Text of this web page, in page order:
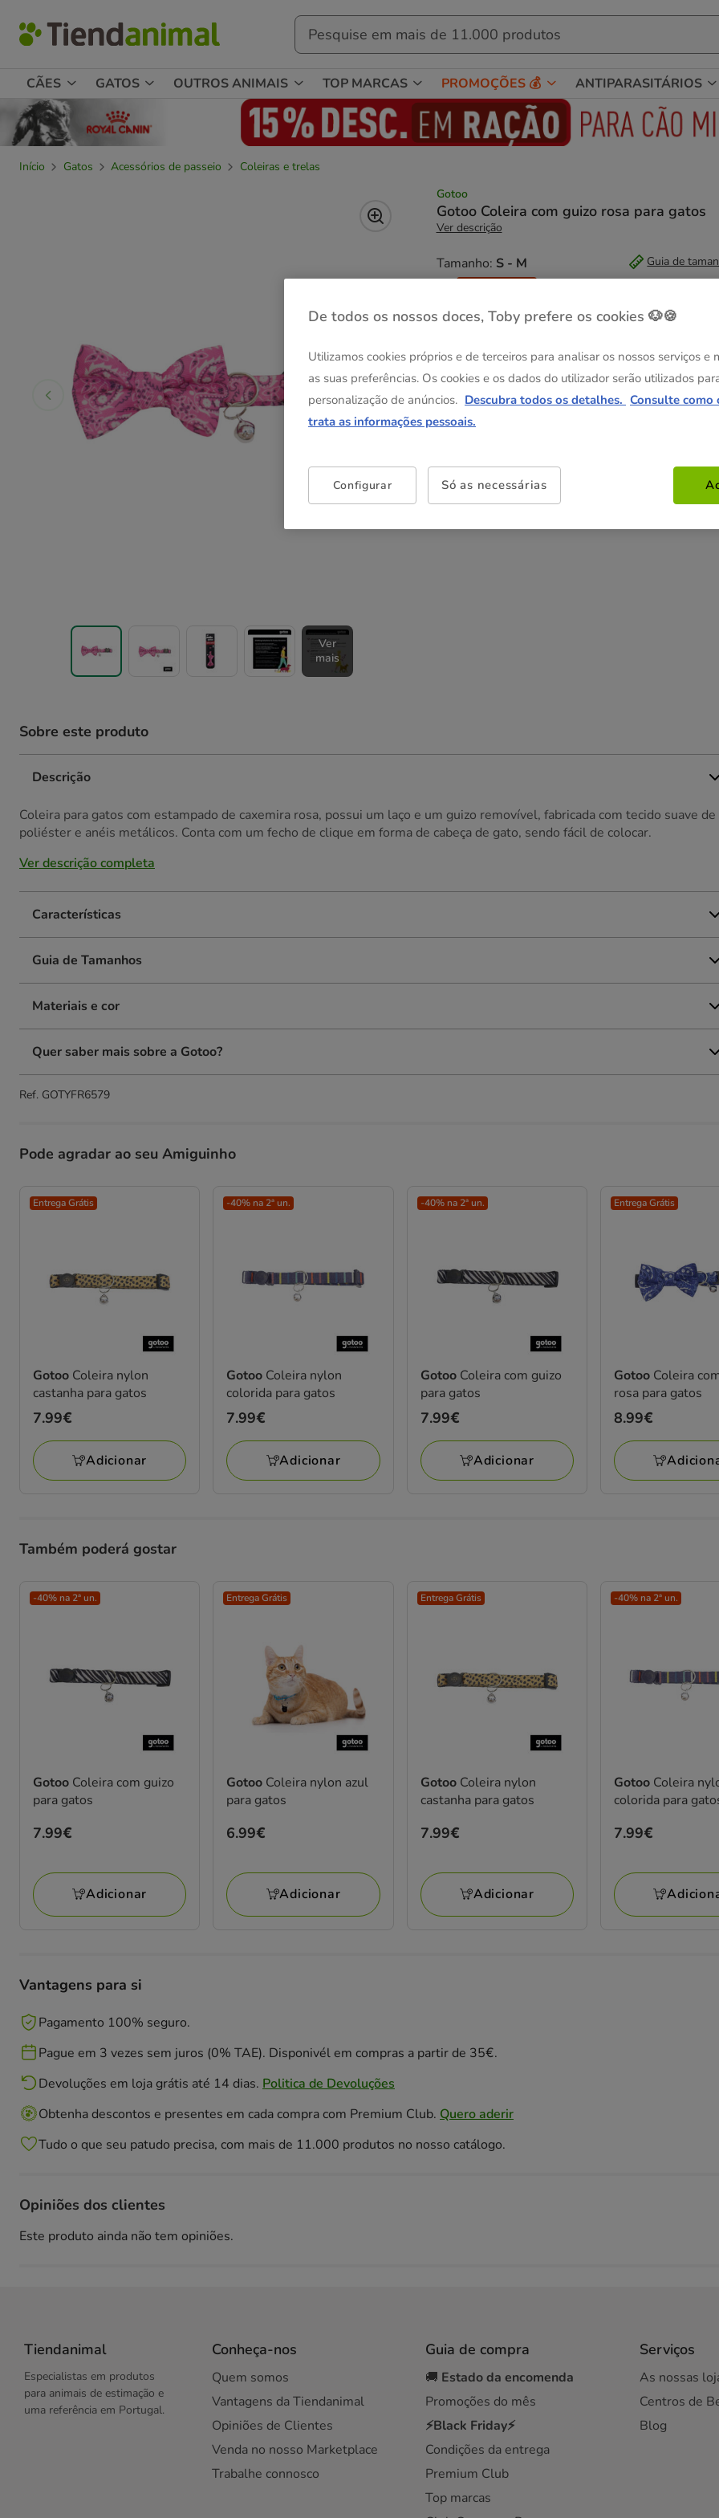
CÃES GATOS OUTROS ANIMAIS TOP MARCAS PROMOÇÕES 💰 ANTIPARASITÁRIOS
Início Gatos Acessórios de passeio
Coleiras e trelas
Gotoo
Gotoo Coleira com guizo rosa para gatos
Ver descrição
Ver
mais
Tamanho: S - M Guia de
Entrega Grátis
8.99€
Não perca esta promoção
Entrega Grátis Direto na compra de referências
gato com um valor igual ou superior a 39€.
Sobre este produto
Descrição
Coleira para gatos com estampado de caxemira rosa, possui um laço e um guizo removível, fabricada com tecido suave de
poliéster e anéis metálicos. Conta com um fecho de clique em forma de cabeça de gato, sendo fácil de colocar.
Ver descrição completa
Características
Guia de Tamanhos
Materiais e cor
Quer saber mais sobre a Gotoo?
Ref. GOTYFR6579
Pode agradar ao seu Amiguinho
Entrega Grátis
Gotoo Coleira nylon
castanha para gatos
Preço
7.99€
7.99€
Adicionar
-40% na 2ª un.
Gotoo Coleira nylon
colorida para gatos
Preço
7.99€
7.99€
Adicionar
-40% na 2ª un.
Gotoo Coleira com guizo
para gatos
Preço
7.99€
7.99€
Adicionar
Entrega Grátis
Gotoo Coleira
rosa para gatos
Preço
8.99€
8.99€
Também poderá gostar
-40% na 2ª un.
Gotoo Coleira com guizo
para gatos
Preço
7.99€
Adicionar
Entrega Grátis
Gotoo Coleira nylon azul
para gatos
Preço
6.99€
Adicionar
Entrega Grátis
Gotoo Coleira nylon
castanha para gatos
Preço
7.99€
Adicionar
-40% na 2ª un.
Gotoo Coleira
colorida para
Preço
7.99€
Vantagens para si
Pagamento 100% seguro.
Pague em 3 vezes sem juros (0% TAE). Disponivél em compras a partir de 35€.
Devoluções em loja grátis até 14 dias. Politica de Devoluções
Obtenha descontos e presentes em cada compra com Premium Club. Quero aderir
Tudo o que seu patudo precisa, com mais de 11.000 produtos no nosso catálogo.
Opiniões dos clientes
Este produto ainda não tem opiniões.
Tiendanimal
Especialistas em produtos
para animais de estimação e
uma referência em Portugal.
Conheça-nos
Quem somos
Vantagens da Tiendanimal
Opiniões de Clientes
Venda no nosso Marketplace
Trabalhe connosco
Guia de compra
🚚 Estado da encomenda
Promoções do mês
⚡Black Friday⚡
Condições da entrega
Premium Club
Top marcas
Serviços
As nossas
Centros de
Blog
De todos os nossos doces, Toby prefere os cookies 🐶🍪
Utilizamos cookies próprios e de terceiros para analisar os nossos serviços e
as suas preferências. Os cookies e os dados do utilizador serão utilizados
personalização de anúncios. Descubra todos os detalhes. Consulte como
trata as informações pessoais.
Configurar Só as necessárias